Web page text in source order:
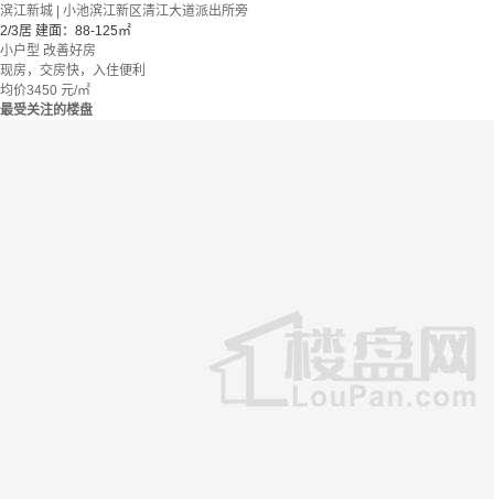
滨江新城 | 小池滨江新区清江大道派出所旁
2/3居 建面：88-125㎡
小户型 改善好房
现房，交房快，入住便利
均价3450 元/㎡
最受关注的楼盘